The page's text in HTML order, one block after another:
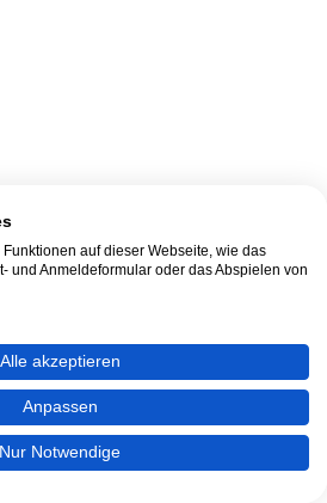
auf dieser Webseite, wie das
und Anmeldeformular oder das Abspielen von
Alle akzeptieren
Anpassen
Nur Notwendige